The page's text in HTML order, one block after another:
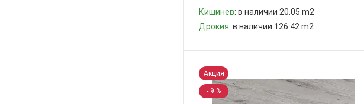
Кишинев: в наличии 20.05 m2
Дрокия: в наличии 126.42 m2
Акция
- 9 %